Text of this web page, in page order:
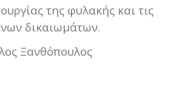
της φυλακής και τις
δικαιωμάτων.
Ξανθόπουλος